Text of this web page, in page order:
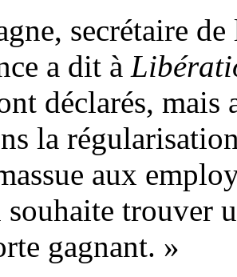
secrétaire
a dit à
déclarés,
la
aux
trouver
gagnant. »